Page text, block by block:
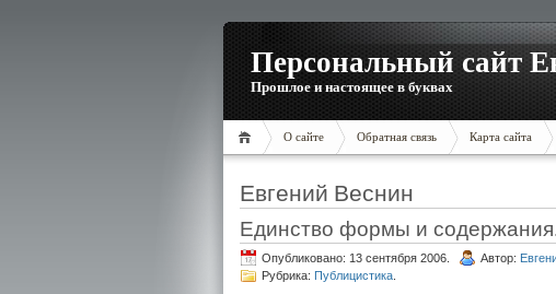
Персональный сайт
Прошлое и настоящее в буквах
О сайте Обратная связь Карта сайта
Евгений Веснин
Единство формы и
Опубликовано: 13 сентября 2006. Автор:
Рубрика: Публицистика